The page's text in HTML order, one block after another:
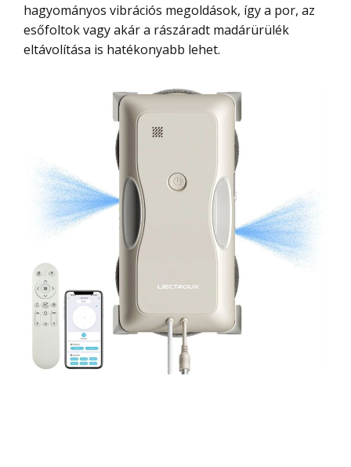
hagyományos vibrációs megoldások, így a por, az
esőfoltok vagy akár a rászáradt madárürülék
eltávolítása is hatékonyabb lehet.